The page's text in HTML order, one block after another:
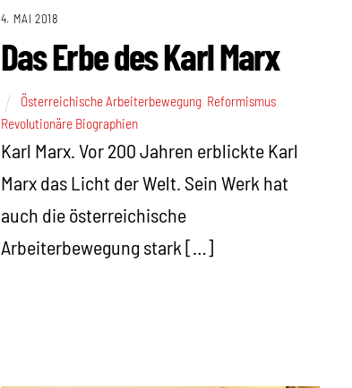
4. MAI 2018
Das Erbe des Karl Marx
Österreichische Arbeiterbewegung, Reformismus,
Revolutionäre Biographien
Karl Marx. Vor 200 Jahren erblickte Karl
Marx das Licht der Welt. Sein Werk hat
auch die österreichische
Arbeiterbewegung stark […]